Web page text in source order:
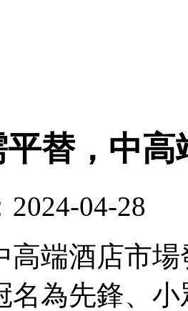
替，中
04-28
高端酒店市
名為先鋒、